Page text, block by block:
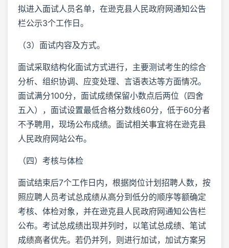
拟进入面试人员名单，在逊克县人民政府网通知公告
栏公示3个工作日。
（3）面试内容及方式。
面试采取结构化面试方式进行，主要测试考生的综合
分析、组织协调、应变处理、言语表达等方面情况。
面试满分100分，面试成绩保留小数点后两位（四舍
五入），面试设置最低合格分数线60分，低于60分者
不予聘用，现场公布成绩。面试相关事宜将在逊克县
人民政府网站公布。
（四）考核与体检
面试结束后7个工作日内，根据岗位计划招聘人数，按
照应聘人员考试总成绩从高分到低分的顺序等额确定
考核、体检对象，并在逊克县人民政府网通知公告栏
公布。考试总成绩出现并列时，以笔试总成绩、笔试
成绩高者优先。若仍并列，则进行加试，加试方案另